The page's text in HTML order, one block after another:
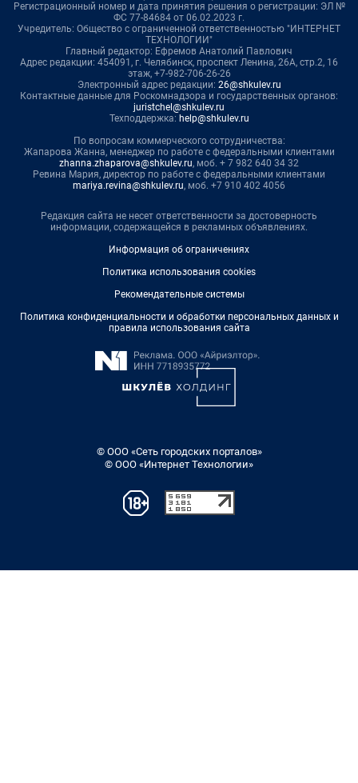
Регистрационный номер и дата принятия решения о регистрации: ЭЛ №
ФС 77-84684 от 06.02.2023 г.
Учредитель: Общество с ограниченной ответственностью "ИНТЕРНЕТ
ТЕХНОЛОГИИ"
Главный редактор: Ефремов Анатолий Павлович
Адрес редакции: 454091, г. Челябинск, проспект Ленина, 26А, стр.2, 16
этаж, +7-982-706-26-26
Электронный адрес редакции: 26@shkulev.ru
Контактные данные для Роскомнадзора и государственных органов:
juristchel@shkulev.ru
Техподдержка: help@shkulev.ru
По вопросам коммерческого сотрудничества:
Жапарова Жанна, менеджер по работе с федеральными клиентами
zhanna.zhaparova@shkulev.ru, моб. + 7 982 640 34 32
Ревина Мария, директор по работе с федеральными клиентами
mariya.revina@shkulev.ru, моб. +7 910 402 4056
Редакция сайта не несет ответственности за достоверность
информации, содержащейся в рекламных объявлениях.
Информация об ограничениях
Политика использования cookies
Рекомендательные системы
Политика конфиденциальности и обработки персональных данных и
правила использования сайта
© ООО «Сеть городских порталов»
© ООО «Интернет Технологии»